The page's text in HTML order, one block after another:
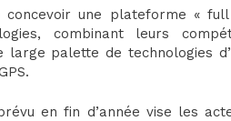
une plateforme «
combinant leurs
palette de technologies
en fin d’année vise les